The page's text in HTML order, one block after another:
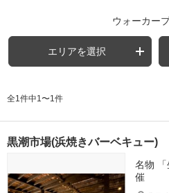
ウォーカー
エリアを選択
全1件中1〜1件
黒潮市場(浜焼きバーベキュー)
名物
催